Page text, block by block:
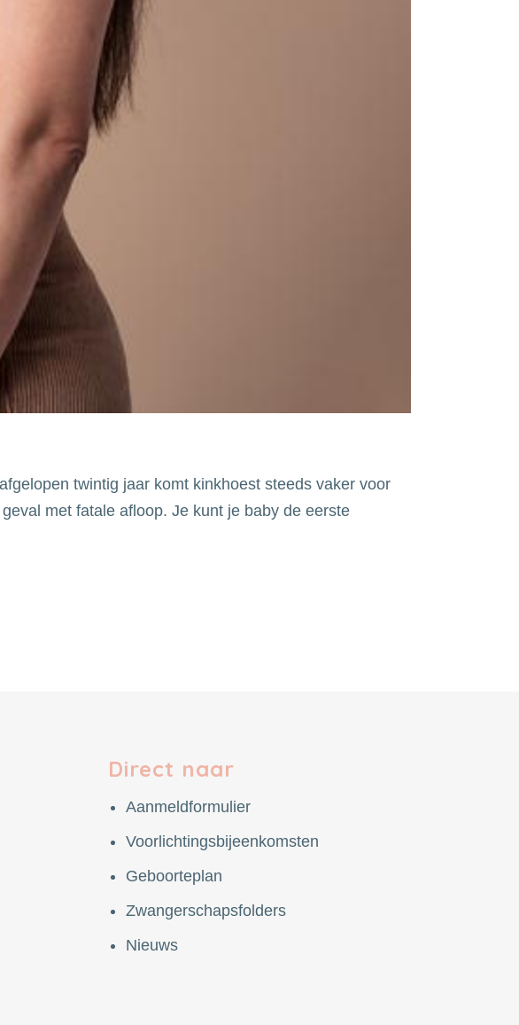
twintig jaar komt kinkhoest steeds vaker voor
met fatale afloop. Je kunt je baby de eerste
Direct naar
Aanmeldformulier
Voorlichtingsbijeenkomsten
Geboorteplan
Zwangerschapsfolders
Nieuws